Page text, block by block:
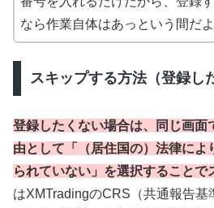
なら作業自体はあっという間だよ
スキップする方法（登録し
登録したくない場合は、同じ画面
由として「（居住国の）法律によ
られていない」を選択することで
はXMTradingのCRS（共通報告基